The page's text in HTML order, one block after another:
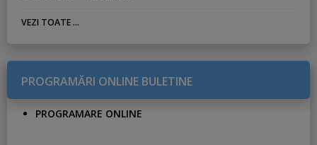
VEZI TOATE ...
PROGRAMĂRI ONLINE BULETINE
PROGRAMARE ONLINE